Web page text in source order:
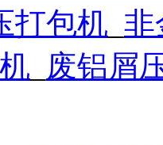
打包机 非
废铝屑